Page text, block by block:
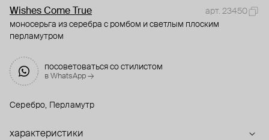
Wishes Come True
арт. 23450
моносерьга из серебра с ромбом и светлым плоским
перламутром
посоветоваться со стилистом
в WhatsApp →
Серебро, Перламутр
характеристики